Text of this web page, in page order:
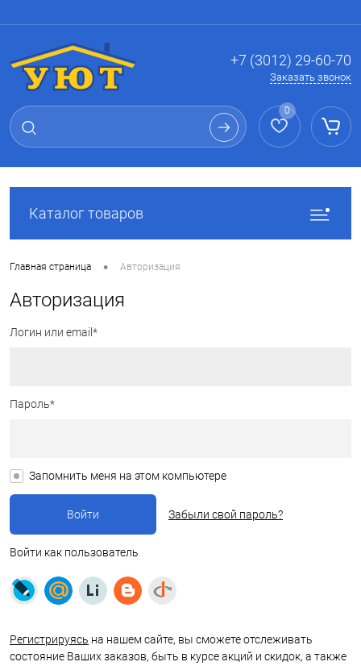
+7 (3012) 29-60-70
Заказать звонок
0
Каталог товаров
Главная страница • Авторизация
Авторизация
Логин или email*
Пароль*
Запомнить меня на этом компьютере
Забыли свой пароль?
Войти как пользователь
Регистрируясь на нашем сайте, вы сможете отслеживать
состояние Ваших заказов, быть в курсе акций и скидок, а также